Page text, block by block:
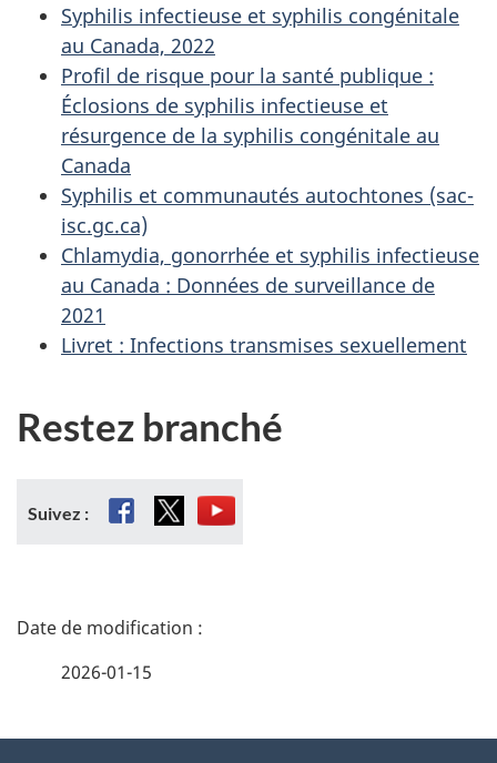
Syphilis infectieuse et syphilis congénitale
au Canada, 2022
Profil de risque pour la santé publique :
Éclosions de syphilis infectieuse et
résurgence de la syphilis congénitale au
Canada
Syphilis et communautés autochtones (sac-
isc.gc.ca)
Chlamydia, gonorrhée et syphilis infectieuse
au Canada : Données de surveillance de
2021
Livret : Infections transmises sexuellement
Restez branché
Suivez : Facebook
X Youtube
D
2026-01-15